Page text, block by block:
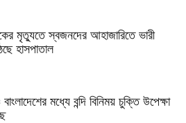
মৃত্যুতে স্বজনদের আহাজারিতে ভারী
হাসপাতাল
মধ্যে বন্দি বিনিময় চুক্তি উপেক্ষা